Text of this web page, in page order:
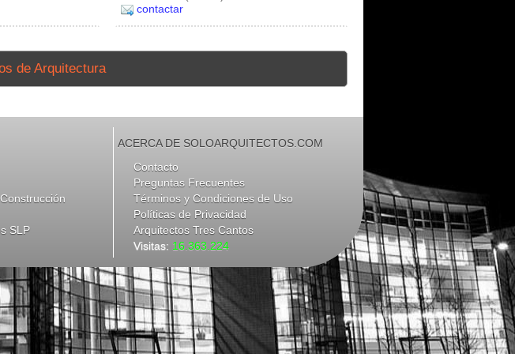
contactar
de Arquitectura
SLP
ACERCA DE SOLOARQUITECTOS.COM
Contacto
Preguntas Frecuentes
Términos y Condiciones de Uso
Políticas de Privacidad
Arquitectos Tres Cantos
Visitas: 16.363.224